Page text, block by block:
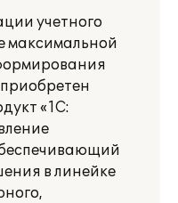
учетного
максимальной
«1С:
в линейке